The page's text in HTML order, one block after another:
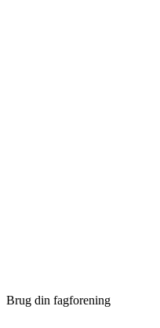
Brug din fagforening